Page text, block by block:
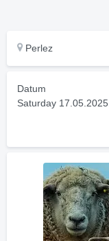
Perlez
Datum
Saturday 17.05.2025.